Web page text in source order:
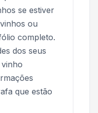
se estiver
ou
completo.
dos seus
que estão